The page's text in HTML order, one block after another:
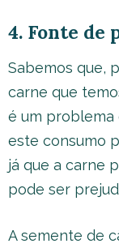
4. Fonte de
Sabemos que,
carne que
é um problema
este consumo
já que a carne
pode ser
A semente de